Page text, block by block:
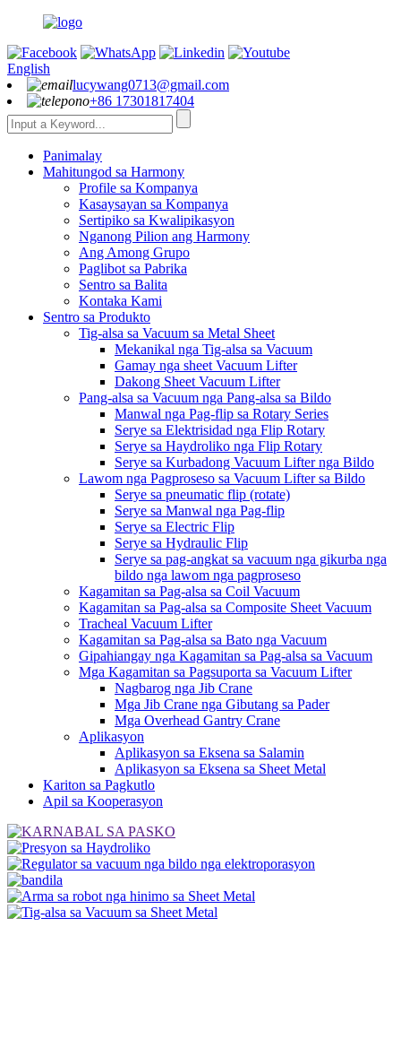
English
lucywang0713@gmail.com
+86 17301817404
Panimalay
Mahitungod sa Harmony
Profile sa Kompanya
Kasaysayan sa Kompanya
Sertipiko sa Kwalipikasyon
Nganong Pilion ang Harmony
Ang Among Grupo
Paglibot sa Pabrika
Sentro sa Balita
Kontaka Kami
Sentro sa Produkto
Tig-alsa sa Vacuum sa Metal Sheet
Mekanikal nga Tig-alsa sa Vacuum
Gamay nga sheet Vacuum Lifter
Dakong Sheet Vacuum Lifter
Pang-alsa sa Vacuum nga Pang-alsa sa Bildo
Manwal nga Pag-flip sa Rotary Series
Serye sa Elektrisidad nga Flip Rotary
Serye sa Haydroliko nga Flip Rotary
Serye sa Kurbadong Vacuum Lifter nga Bildo
Lawom nga Pagproseso sa Vacuum Lifter sa Bildo
Serye sa pneumatic flip (rotate)
Serye sa Manwal nga Pag-flip
Serye sa Electric Flip
Serye sa Hydraulic Flip
Serye sa pag-angkat sa vacuum nga gikurba nga
bildo nga lawom nga pagproseso
Kagamitan sa Pag-alsa sa Coil Vacuum
Kagamitan sa Pag-alsa sa Composite Sheet Vacuum
Tracheal Vacuum Lifter
Kagamitan sa Pag-alsa sa Bato nga Vacuum
Gipahiangay nga Kagamitan sa Pag-alsa sa Vacuum
Mga Kagamitan sa Pagsuporta sa Vacuum Lifter
Nagbarog nga Jib Crane
Mga Jib Crane nga Gibutang sa Pader
Mga Overhead Gantry Crane
Aplikasyon
Aplikasyon sa Eksena sa Salamin
Aplikasyon sa Eksena sa Sheet Metal
Kariton sa Pagkutlo
Apil sa Kooperasyon